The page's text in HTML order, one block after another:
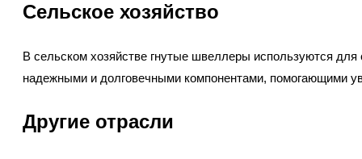
Сельское хозяйство
В сельском хозяйстве гнутые швеллеры используются
надежными и долговечными компонентами, помогающими
Другие отрасли